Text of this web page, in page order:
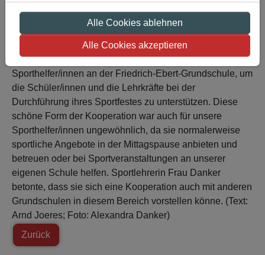
Am Dienstag (04.12.2018) waren unsere
Sporthelfer/innen an der Friedrich-Ebert-Grundschule, um
die Schüler/innen und die Lehrkräfte bei der
Durchführung ihres Sportfestes zu unterstützen. Diese
schöne Form der Kooperation war auch für unsere
Sporthelfer/innen ungewöhnlich, da sie normalerweise
sportliche Angebote in der Mittagspause anbieten und
betreuen oder bei Sportveranstaltungen an unserer
eigenen Schule helfen. Sportlehrerin Frau Danker
betonte, dass sie sich eine Kooperation auch mit anderen
Grundschulen in diesem Bereich vorstellen könne. (Text:
Arnd Joeres; Foto: Alexandra Danker)
Zurück
Alle Cookies ablehnen
Alle Cookies akzeptieren